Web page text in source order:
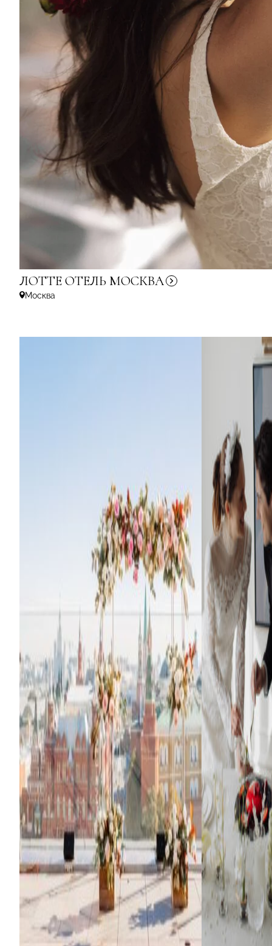
ЛОТТЕ ОТЕЛЬ МОСКВА
Москва